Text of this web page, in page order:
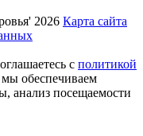
2026 Карта сайта
с политикой
обеспечиваем
анализ посещаемости